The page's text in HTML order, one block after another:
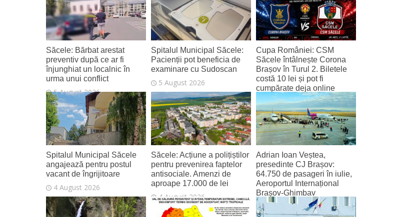
Săcele: Bărbat arestat
preventiv după ce ar fi
înjunghiat un localnic în
urma unui conflict
5 August 2026
Spitalul Municipal Săcele:
Pacienții pot beneficia de
examinare cu Sudoscan
5 August 2026
Cupa României: CSM
Săcele întâlnește Corona
Brașov în Turul 2. Biletele
costă 10 lei și pot fi
cumpărate deja online
4 August 2026
Spitalul Municipal Săcele
angajează pentru postul
vacant de îngrijitoare
4 August 2026
Săcele: Acțiune a polițiștilor
pentru prevenirea faptelor
antisociale. Amenzi de
aproape 17.000 de lei
4 August 2026
Adrian Ioan Veștea,
presedinte CJ Brașov:
64.750 de pasageri în iulie,
Aeroportul Internațional
Brașov‑Ghimbav
înregistrează cel mai bun
trafic lunar de la deschidere